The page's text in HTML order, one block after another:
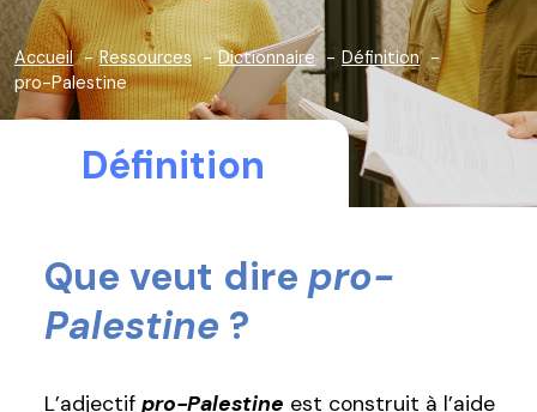
Accueil Ressources Dictionnaire
Définition
pro-Palestine
Définition
Que veut dire pro-
Palestine ?
L’adjectif pro-Palestine est construit à l’aide